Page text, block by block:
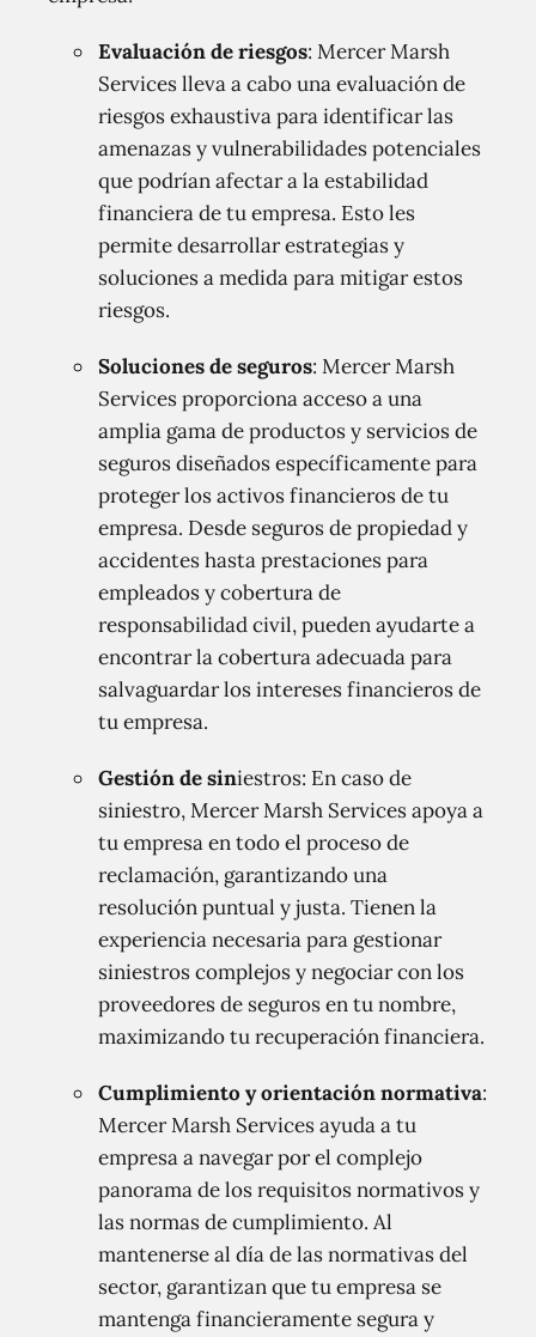
Evaluación de riesgos: Mercer Marsh
Services lleva a cabo una evaluación de
riesgos exhaustiva para identificar las
amenazas y vulnerabilidades potenciales
que podrían afectar a la estabilidad
financiera de tu empresa. Esto les
permite desarrollar estrategias y
soluciones a medida para mitigar estos
riesgos.
Soluciones de seguros: Mercer Marsh
Services proporciona acceso a una
amplia gama de productos y servicios de
seguros diseñados específicamente para
proteger los activos financieros de tu
empresa. Desde seguros de propiedad y
accidentes hasta prestaciones para
empleados y cobertura de
responsabilidad civil, pueden ayudarte a
encontrar la cobertura adecuada para
salvaguardar los intereses financieros de
tu empresa.
Gestión de siniestros: En caso de
siniestro, Mercer Marsh Services apoya a
tu empresa en todo el proceso de
reclamación, garantizando una
resolución puntual y justa. Tienen la
experiencia necesaria para gestionar
siniestros complejos y negociar con los
proveedores de seguros en tu nombre,
maximizando tu recuperación financiera.
Cumplimiento y orientación normativa:
Mercer Marsh Services ayuda a tu
empresa a navegar por el complejo
panorama de los requisitos normativos y
las normas de cumplimiento. Al
mantenerse al día de las normativas del
sector, garantizan que tu empresa se
mantenga financieramente segura y